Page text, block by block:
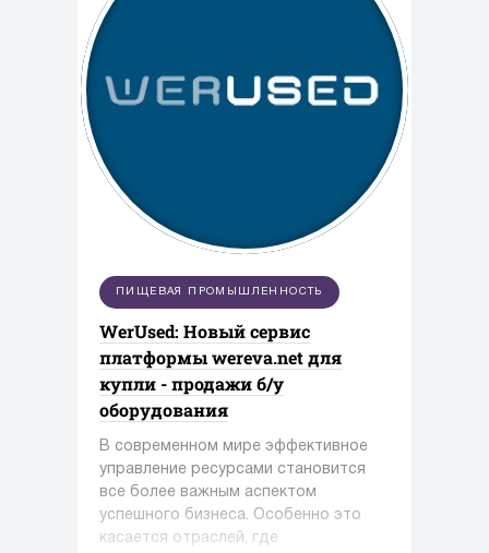
ПИЩЕВАЯ ПРОМЫШЛЕННОСТЬ
WerUsed: Новый сервис
платформы wereva.net для
купли - продажи б/у
оборудования
В современном мире эффективное
управление ресурсами становится
все более важным аспектом
успешного бизнеса. Особенно это
касается отраслей, где